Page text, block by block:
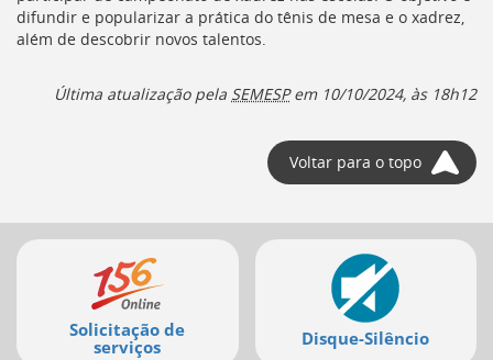
difundir e popularizar a prática do tênis de mesa e o xadrez,
além de descobrir novos talentos.
Última atualização pela SEMESPem 10/10/2024, às 18h12
Voltar para o topo
Mais
serviços
Solicitação de
serviços
Disque-Silêncio